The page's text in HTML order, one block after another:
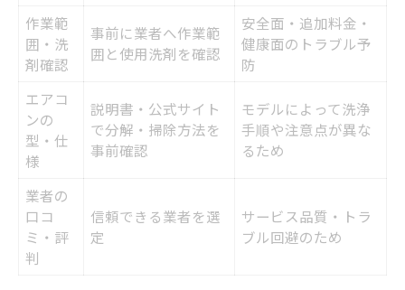
エアコン掃除でやってはいけない行動
分解清掃時の注意点と安全対策
エアコンクリーニング成功の秘訣とは
安全に進めるための事前準備ガイド
養生や電源オフの徹底が不可欠な理由
作業範
囲・洗
剤確認
事前に業者へ作業範
囲と使用洗剤を確認
安全面・追加料金・
健康面のトラブル予
防
エアコ
ンの
型・仕
様
説明書・公式サイト
で分解・掃除方法を
事前確認
モデルによって洗浄
手順や注意点が異な
るため
業者の
口コ
ミ・評
判
信頼できる業者を選
定
サービス品質・トラ
ブル回避のため